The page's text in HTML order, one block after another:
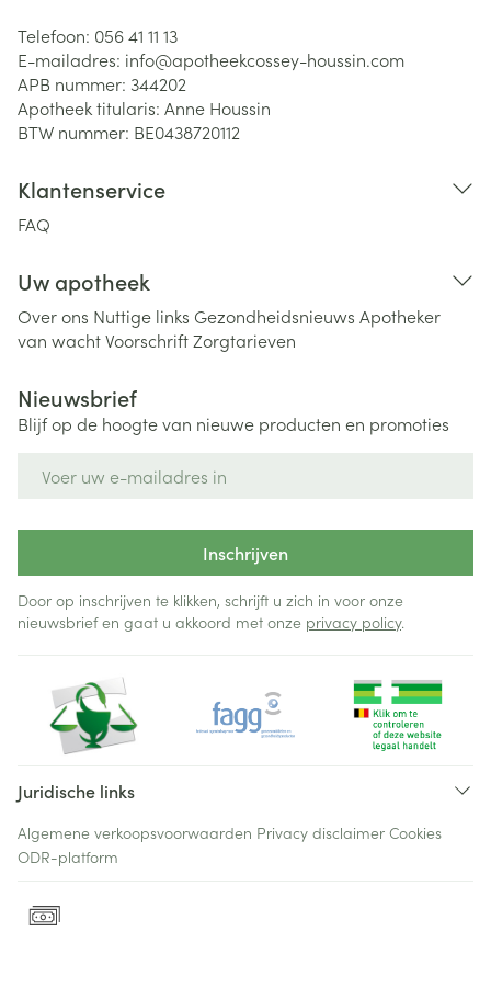
Telefoon: 056 41 11 13
E-mailadres: info@apotheekcossey-houssin.com
APB nummer: 344202
Apotheek titularis: Anne Houssin
BTW nummer: BE0438720112
Klantenservice
FAQ
Uw apotheek
Over ons Nuttige links Gezondheidsnieuws Apotheker
van wachtVoorschriftZorgtarieven
Nieuwsbrief
Blijf op de hoogte van nieuwe producten en promoties
Inschrijven
Door op inschrijven te klikken, schrijft u zich in voor onze
nieuwsbrief en gaat u akkoord met onze privacy policy.
Juridische links
Algemene verkoopsvoorwaarden Privacy disclaimer Cookies
ODR-platform